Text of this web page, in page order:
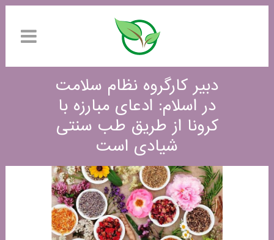
دبیر کارگروه نظام سلامت
در اسلام: ادعای مبارزه با
کرونا از طریق طب سنتی
شیادی است